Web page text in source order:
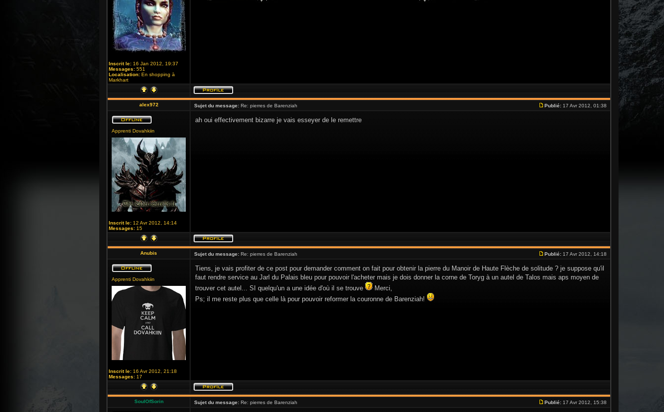
Inscrit le: 16 Jan 2012, 19:37
Messages: 551
Localisation: En shopping à
Markhart
alex972 Sujet du message: Re: pierres de Barenziah Publié: 17 Avr 2012, 01:38
Apprenti Dovahkiin
Inscrit le: 12 Avr 2012, 14:14
Messages: 15
ah oui effectivement bizarre je vais esseyer de le remettre
Anubis Sujet du message: Re: pierres de Barenziah Publié: 17 Avr 2012, 14:18
Apprenti Dovahkiin
Inscrit le: 16 Avr 2012, 21:18
Messages: 17
Tiens, je vais profiter de ce post pour demander comment on fait pour obtenir la pierre du Manoir de Haute Flèche de solitude ? je suppose qu'il
faut rendre service au Jarl du Palais bleu pour pouvoir l'acheter mais je dois donner la corne de Toryg à un autel de Talos mais aps moyen de
trouver cet autel... SI quelqu'un a une idée d'où il se trouve
Merci,
Ps; il me reste plus que celle là pour pouvoir reformer la couronne de Barenziah!
SoulOfSorin Sujet du message: Re: pierres de Barenziah Publié: 17 Avr 2012, 15:38